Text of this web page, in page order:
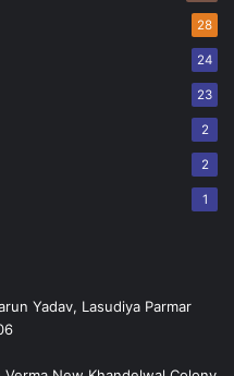
28
24
23
2
2
1
Yadav, Lasudiya Parmar